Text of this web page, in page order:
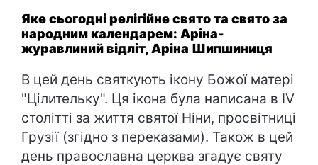
Яке сьогодні релігійне свято та свято за
народним календарем: Аріна-
журавлиний відліт, Аріна Шипшиниця
В цей день святкують ікону Божої матері
"Цілительку". Ця ікона була написана в IV
столітті за життя святої Ніни, просвітниці
Грузії (згідно з переказами). Також в цей
день православна церква згадує святу